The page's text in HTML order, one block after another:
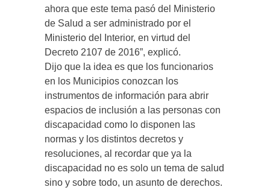
ahora que este tema pasó del Ministerio
de Salud a ser administrado por el
Ministerio del Interior, en virtud del
Decreto 2107 de 2016”, explicó.
Dijo que la idea es que los funcionarios
en los Municipios conozcan los
instrumentos de información para abrir
espacios de inclusión a las personas con
discapacidad como lo disponen las
normas y los distintos decretos y
resoluciones, al recordar que ya la
discapacidad no es solo un tema de salud
sino y sobre todo, un asunto de derechos.